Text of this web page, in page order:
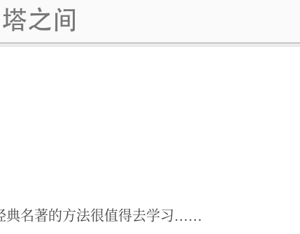
之间
典名著的方法很值得去学习……